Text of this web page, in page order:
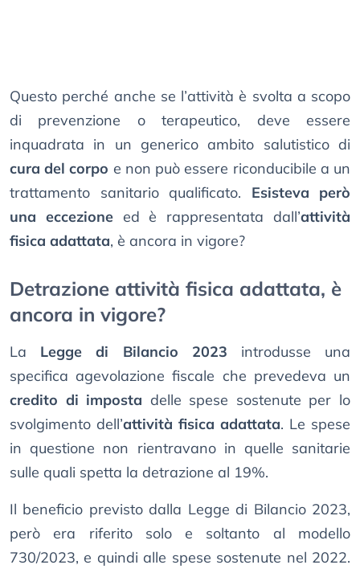
Questo perché anche se l’attività è svolta a scopo
di prevenzione o terapeutico, deve essere
inquadrata in un generico ambito salutistico di
cura del corpo e non può essere riconducibile a un
trattamento sanitario qualificato. Esisteva però
una eccezioneed è rappresentata dall’attività
fisica adattata, è ancora in vigore?
Detrazione attività fisica adattata, è
ancora in vigore?
La Legge di Bilancio 2023 introdusse una
specifica agevolazione fiscale che prevedeva un
credito di imposta delle spese sostenute per lo
svolgimento dell’attività fisica adattata. Le spese
in questione non rientravano in quelle sanitarie
sulle quali spetta la detrazione al 19%.
Il beneficio previsto dalla Legge di Bilancio 2023,
però era riferito solo e soltanto al modello
730/2023, e quindi alle spese sostenute nel 2022.